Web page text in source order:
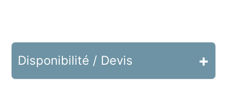
Disponibilité / Devis +